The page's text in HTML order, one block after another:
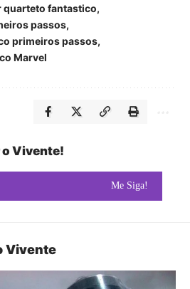
quarteto fantastico
passos
primeiros passos
Marvel
o Vivente!
Me Siga!
Vivente